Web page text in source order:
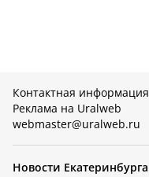
Контактная информация
Реклама на Uralweb
webmaster@uralweb.ru
Новости Екатеринбурга